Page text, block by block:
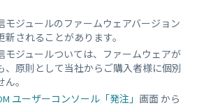
モジュールのファームウェアバージョン
されることがあります。
モジュールついては、ファームウェアが
、原則として当社からご購入者様に個別
。
ユーザーコンソール「発注」 画面 から